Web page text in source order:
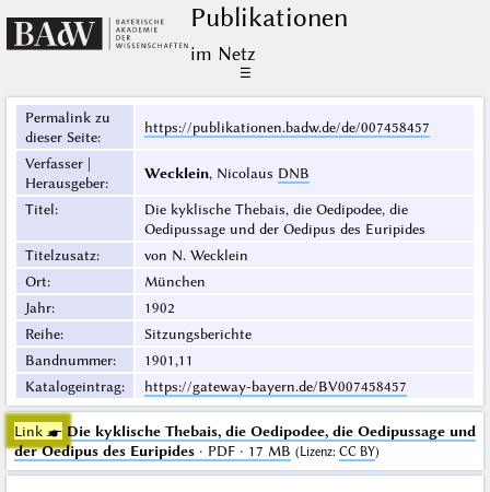
Publikationen
im Netz
☰
Permalink zu
dieser Seite:
https://publikationen.badw.de/de/007458457
Verfasser |
Herausgeber:
Wecklein, Nicolaus DNB
Titel:
Die kyklische Thebais, die Oedipodee, die
Oedipussage und der Oedipus des Euripides
Titelzusatz:
von N. Wecklein
Ort:
München
Jahr:
1902
Reihe:
Sitzungsberichte
Bandnummer:
1901,11
Katalogeintrag: https://gateway-bayern.de/BV007458457
Link ☛ Die kyklische Thebais, die Oedipodee, die Oedipussage und
der Oedipus des Euripides· PDF · 17 MB (Lizenz: CC BY)